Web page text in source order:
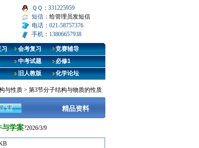
ＱＱ：331225959
短信： 给管理员发短信
电话：021-58757376
手机：13806657938
习 会考复习
竞赛辅导
中考试题
必修1
旧人教版 化学论坛
与性质 > 第3节分子结构与物质的性质
精品资料
与学案?2026/3/9